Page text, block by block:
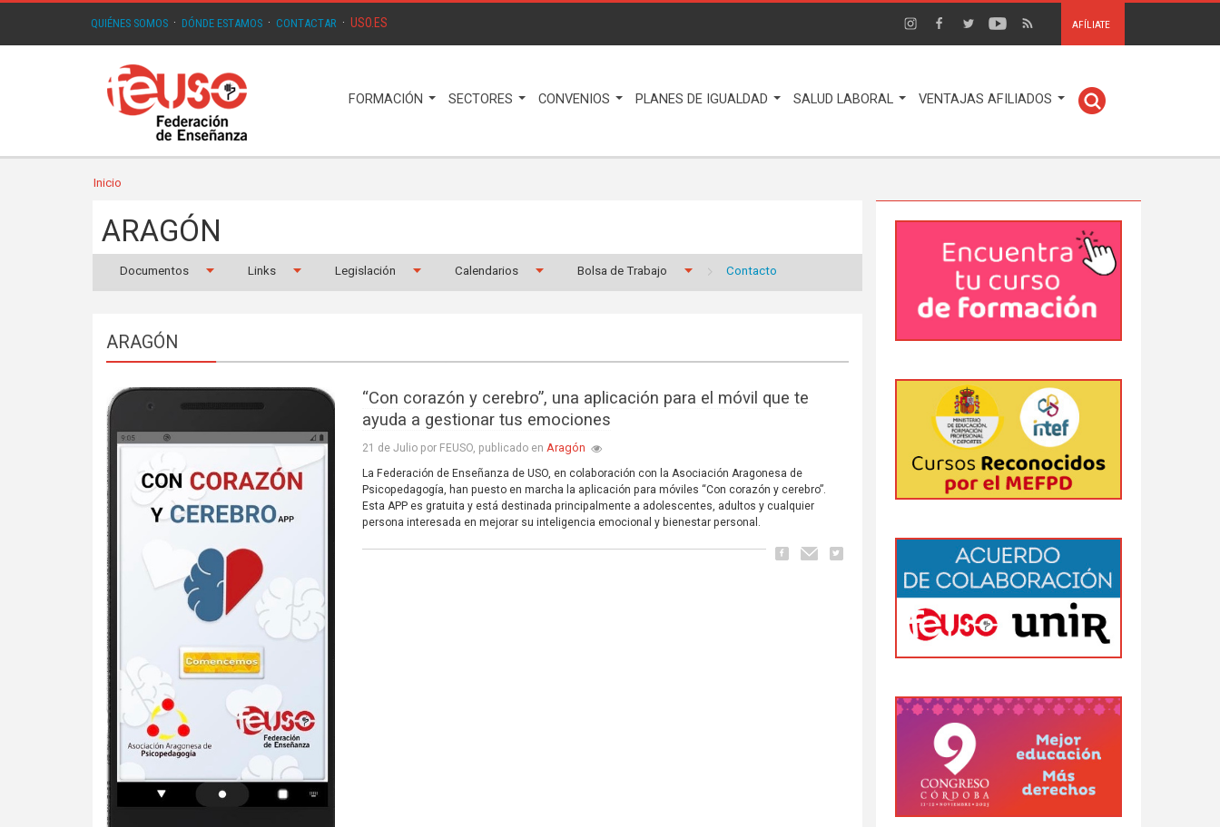
QUIÉNES SOMOS · DÓNDE ESTAMOS · CONTACTAR · USO.ES AFÍLIATE
FORMACIÓN SECTORES CONVENIOS PLANES DE IGUALDAD SALUD LABORAL VENTAJAS AFILIADOS
Inicio
ARAGÓN
Documentos Links Legislación Calendarios Bolsa de Trabajo Contacto
ARAGÓN
“Con corazón y cerebro”, una aplicación para el móvil que te
ayuda a gestionar tus emociones
21 de Julio por FEUSO, publicado enAragón
La Federación de Enseñanza de USO, en colaboración con la Asociación Aragonesa de
Psicopedagogía, han puesto en marcha la aplicación para móviles “Con corazón y cerebro”.
Esta APP es gratuita y está destinada principalmente a adolescentes, adultos y cualquier
persona interesada en mejorar su inteligencia emocional y bienestar personal.